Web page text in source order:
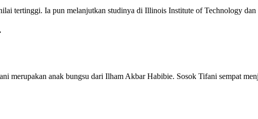
tertinggi. Ia pun melanjutkan studinya di Illinois Institute of Technology dan
merupakan anak bungsu dari Ilham Akbar Habibie. Sosok Tifani sempat